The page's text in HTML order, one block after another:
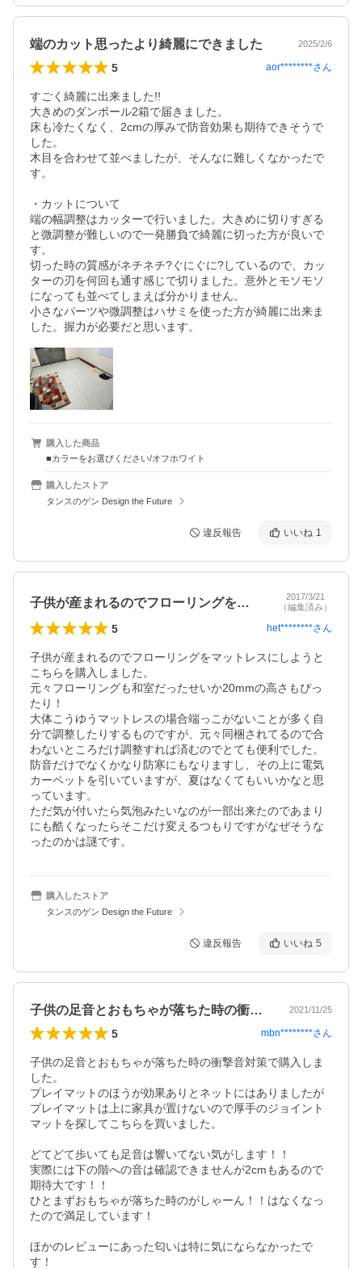
端のカット思ったより綺麗にできました 2025/2/6
5 aor********さん
すごく綺麗に出来ました!!
大きめのダンボール2箱で届きました。
床も冷たくなく、2cmの厚みで防音効果も期待できそうで
した。
木目を合わせて並べましたが、そんなに難しくなかったで
す。
・カットについて
端の幅調整はカッターで行いました。大きめに切りすぎる
と微調整が難しいので一発勝負で綺麗に切った方が良いで
す。
切った時の質感がネチネチ?ぐにぐに?しているので、カッ
ターの刃を何回も通す感じで切りました。意外とモソモソ
になっても並べてしまえば分かりません。
小さなパーツや微調整はハサミを使った方が綺麗に出来ま
した。握力が必要だと思います。
購入した商品
■カラーをお選びください/オフホワイト
購入したストア
タンスのゲン Design the Future
違反報告 いいね 1
子供が産まれるのでフローリングをマット…
2017/3/21
（編集済み）
5 het********さん
子供が産まれるのでフローリングをマットレスにしようと
こちらを購入しました。
元々フローリングも和室だったせいか20mmの高さもぴっ
たり！
大体こうゆうマットレスの場合端っこがないことが多く自
分で調整したりするものですが、元々同梱されてるので合
わないところだけ調整すれば済むのでとても便利でした。
防音だけでなくかなり防寒にもなりますし、その上に電気
カーペットを引いていますが、夏はなくてもいいかなと思
っています。
ただ気が付いたら気泡みたいなのが一部出来たのであまり
にも酷くなったらそこだけ変えるつもりですがなぜそうな
ったのかは謎です。
購入したストア
タンスのゲン Design the Future
違反報告 いいね 5
子供の足音とおもちゃが落ちた時の衝撃音… 2021/11/25
5 mbn********さん
子供の足音とおもちゃが落ちた時の衝撃音対策で購入しま
した。
プレイマットのほうが効果ありとネットにはありましたが
プレイマットは上に家具が置けないので厚手のジョイント
マットを探してこちらを買いました。
どてどて歩いても足音は響いてない気がします！！
実際には下の階への音は確認できませんが2cmもあるので
期待大です！！
ひとまずおもちゃが落ちた時のがしゃーん！！はなくなっ
たので満足しています！
ほかのレビューにあった匂いは特に気にならなかったで
す！